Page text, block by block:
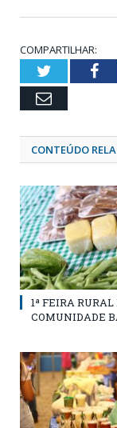
COMPARTILHAR:
Twitter
Email
CONTEÚDO
1ª FEIRA
COMUNIDADE